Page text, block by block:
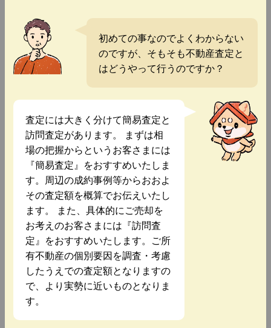
初めての事なのでよくわからない
のですが、そもそも不動産査定と
はどうやって行うのですか？
査定には大きく分けて簡易査定と
訪問査定があります。 まずは相
場の把握からというお客さまには
『簡易査定』をおすすめいたしま
す。周辺の成約事例等からおおよ
その査定額を概算でお伝えいたし
ます。 また、具体的にご売却を
お考えのお客さまには『訪問査
定』をおすすめいたします。ご所
有不動産の個別要因を調査・考慮
したうえでの査定額となりますの
で、より実勢に近いものとなりま
す。